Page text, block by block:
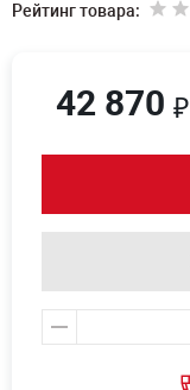
Рейтинг товара:
42 870 ₽